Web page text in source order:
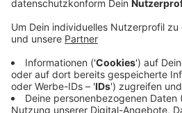
Mehr
powered by
Management
Ihr möchtet gerne selber eine
Problem! Wie ihr wirklich leicht
Papptellern basteln könnt,
Anzeige